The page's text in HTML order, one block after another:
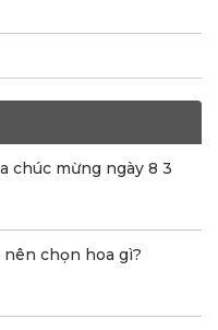
chúc mừng ngày 8 3
chọn hoa gì?